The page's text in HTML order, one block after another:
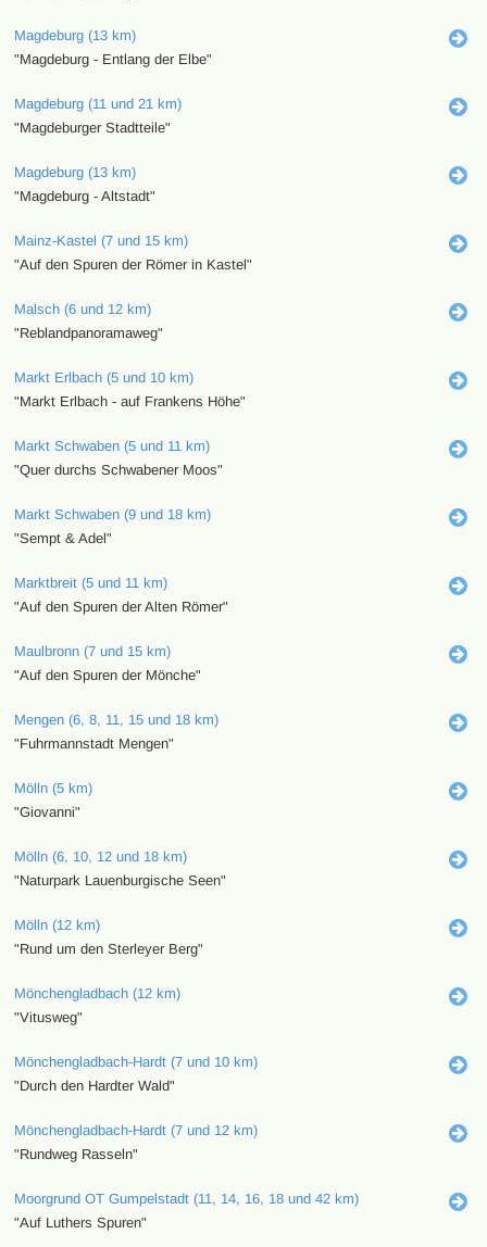
Magdeburg (13 km)
"Magdeburg - Entlang der Elbe"
Magdeburg (11 und 21 km)
"Magdeburger Stadtteile"
Magdeburg (13 km)
"Magdeburg - Altstadt"
Mainz-Kastel (7 und 15 km)
"Auf den Spuren der Römer in Kastel"
Malsch (6 und 12 km)
"Reblandpanoramaweg"
Markt Erlbach (5 und 10 km)
"Markt Erlbach - auf Frankens Höhe"
Markt Schwaben (5 und 11 km)
"Quer durchs Schwabener Moos"
Markt Schwaben (9 und 18 km)
"Sempt & Adel"
Marktbreit (5 und 11 km)
"Auf den Spuren der Alten Römer"
Maulbronn (7 und 15 km)
"Auf den Spuren der Mönche"
Mengen (6, 8, 11, 15 und 18 km)
"Fuhrmannstadt Mengen"
Mölln (5 km)
"Giovanni"
Mölln (6, 10, 12 und 18 km)
"Naturpark Lauenburgische Seen"
Mölln (12 km)
"Rund um den Sterleyer Berg"
Mönchengladbach (12 km)
"Vitusweg"
Mönchengladbach-Hardt (7 und 10 km)
"Durch den Hardter Wald"
Mönchengladbach-Hardt (7 und 12 km)
"Rundweg Rasseln"
Moorgrund OT Gumpelstadt (11, 14, 16, 18 und 42 km)
"Auf Luthers Spuren"